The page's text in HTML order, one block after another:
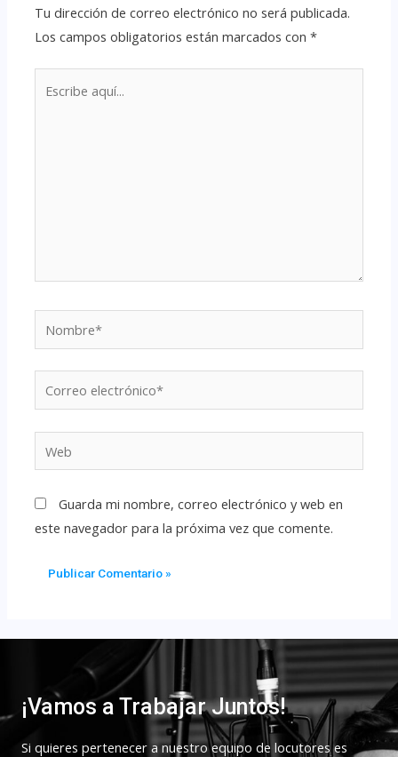
Tu dirección de correo electrónico no será publicada.
Los campos obligatorios están marcados con*
Guarda mi nombre, correo electrónico y web en
este navegador para la próxima vez que comente.
¡Vamos a Trabajar Juntos!
Si quieres pertenecer a nuestro equipo de locutores es